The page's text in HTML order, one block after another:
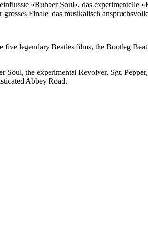
«Rubber Soul», das experimentelle
Finale, das musikalisch
legendary Beatles films, the Bootleg
Soul, the experimental Revolver, Sgt.
Abbey Road.